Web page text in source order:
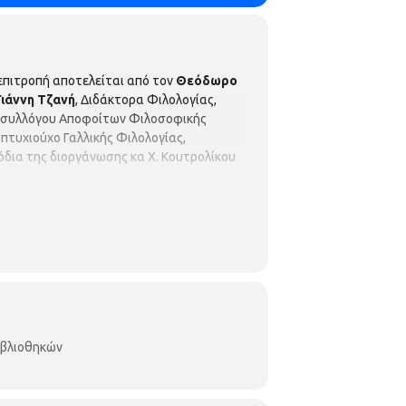
αποτελείται από τον Θεόδωρο
Τζανή, Διδάκτορα Φιλολογίας,
Αποφοίτων Φιλοσοφικής
Γαλλικής Φιλολογίας,
της διοργάνωσης κα Χ. Κουτρολίκου